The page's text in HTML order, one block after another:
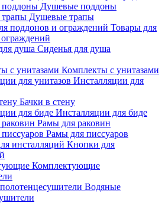
Душевые поддоны
Душевые трапы
Товары для
Сиденья для душа
Комплекты с унитазами
Инсталляции для
Бачки в стену
Инсталляции для биде
Рамы для раковин
Рамы для писсуаров
Кнопки для
Комплектующие
Водяные